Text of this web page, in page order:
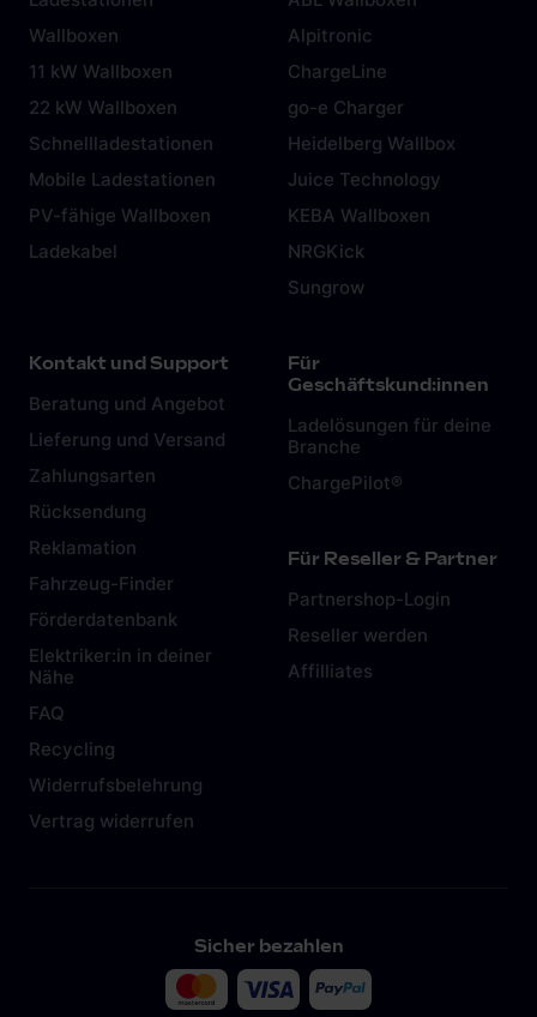
soziale Medien, Werbung und Analysen weiter. Unsere
Partner führen diese Informationen möglicherweise mit
weiteren Daten zusammen, die du ihnen bereitgestellt
gesammelt haben. Weitere Informationen findest du in
unsererDatenschutzerklärung und unserem
Impressum.